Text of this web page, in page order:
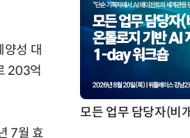
성 대
203억
7월 효